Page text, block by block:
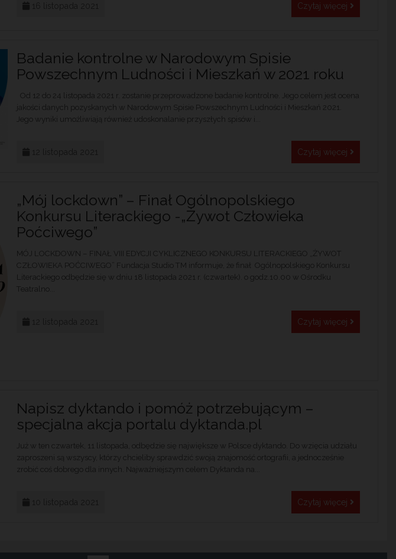
Czytaj więcej
Badanie kontrolne w Narodowym Spisie
Powszechnym Ludności i Mieszkań w 2021 roku
Od 12 do 24 listopada 2021 r. zostanie przeprowadzone badanie kontrolne. Jego celem jest ocena
jakości danych pozyskanych w Narodowym Spisie Powszechnym Ludności i Mieszkań 2021.
Jego wyniki umożliwiają również udoskonalanie przyszłych spisów i...
Czytaj więcej
„Mój lockdown” – Finał Ogólnopolskiego
Konkursu Literackiego -„Żywot Człowieka
Poćciwego”
MÓJ LOCKDOWN – FINAŁ VIII EDYCJI CYKLICZNEGO KONKURSU LITERACKIEGO „ŻYWOT
CZŁOWIEKA POĆCIWEGO” Fundacja Studio TM informuje, że finał Ogólnopolskiego Konkursu
Literackiego odbędzie się w dniu 18 listopada 2021 r. (czwartek). o godz.10.00 w Ośrodku
Teatralno...
Czytaj więcej
Napisz dyktando i pomóż potrzebującym –
specjalna akcja portalu dyktanda.pl
Już w ten czwartek, 11 listopada, odbędzie się największe w Polsce dyktando. Do wzięcia udziału
zaproszeni są wszyscy, którzy chcieliby sprawdzić swoją znajomość ortografii, a jednocześnie
zrobić coś dobrego dla innych. Najważniejszym celem Dyktanda na...
Czytaj więcej